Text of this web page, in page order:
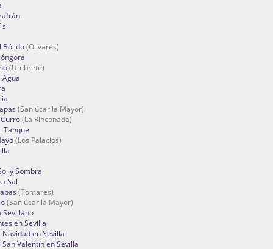
Bólido(Olivares)
(Umbrete)
(Sanlúcar la Mayor)
(La Rinconada)
Tanque
(Los Palacios)
y Sombra
Sal
(Tomares)
(Sanlúcar la Mayor)
Sevillano
en Sevilla
Navidad en Sevilla
Valentín en Sevilla